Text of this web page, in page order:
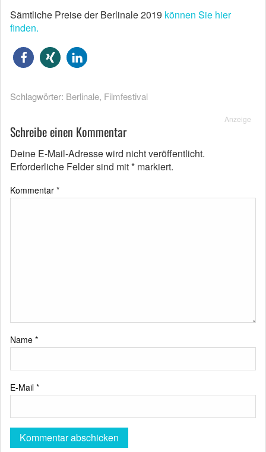
Sämtliche Preise der Berlinale 2019 können Sie hier
finden.
Schlagwörter: Berlinale, Filmfestival
Anzeige
Schreibe einen Kommentar
Deine E-Mail-Adresse wird nicht veröffentlicht.
Erforderliche Felder sind mit* markiert.
Kommentar *
Name *
E-Mail *